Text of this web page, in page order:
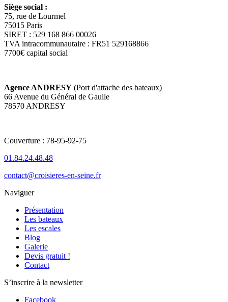
Siège social :
75, rue de Lourmel
75015 Paris
SIRET : 529 168 866 00026
TVA intracommunautaire : FR51 529168866
7700€ capital social
Agence ANDRESY (Port d'attache des bateaux)
66 Avenue du Général de Gaulle
78570 ANDRESY
Couverture : 78-95-92-75
01.84.24.48.48
contact@croisieres-en-seine.fr
Naviguer
Présentation
Les bateaux
Les escales
Blog
Galerie
Devis gratuit !
Contact
S’inscrire à la newsletter
Facebook